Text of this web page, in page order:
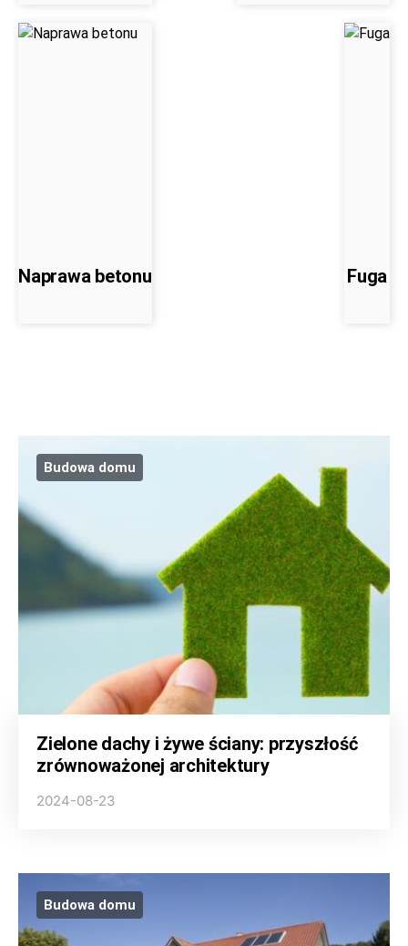
Naprawa betonu Fuga
Budowa domu
Zielone dachy i żywe ściany: przyszłość
zrównoważonej architektury
2024-08-23
Budowa domu